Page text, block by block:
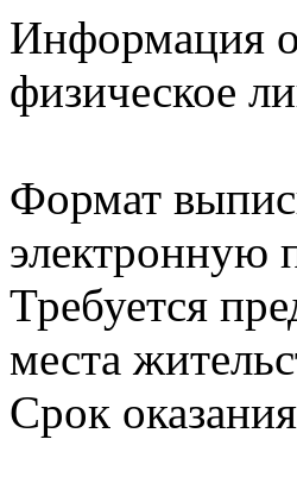
Информация о
физическое
Формат
электронную
Требуется
места
Срок